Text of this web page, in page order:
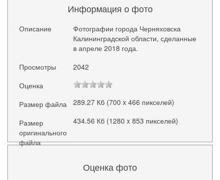
Информация о фото
Описание
Фотографии города Черняховска
Калининградской области, сделанные
в апреле 2018 года.
Просмотры
2042
Оценка
Размер файла
289.27 Кб (700 x 466 пикселей)
Размер
оригинального
файла
434.56 Кб (1280 x 853 пикселей)
Оценка фото